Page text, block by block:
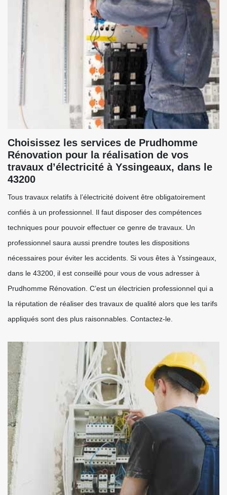
Choisissez les services de Prudhomme
Rénovation pour la réalisation de vos
travaux d’électricité à Yssingeaux, dans le
43200
Tous travaux relatifs à l’électricité doivent être obligatoirement
confiés à un professionnel. Il faut disposer des compétences
techniques pour pouvoir effectuer ce genre de travaux. Un
professionnel saura aussi prendre toutes les dispositions
nécessaires pour éviter les accidents. Si vous êtes à Yssingeaux,
dans le 43200, il est conseillé pour vous de vous adresser à
Prudhomme Rénovation. C’est un électricien professionnel qui a
la réputation de réaliser des travaux de qualité alors que les tarifs
appliqués sont des plus raisonnables. Contactez-le.